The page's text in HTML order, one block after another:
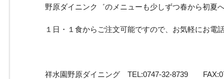
野原ダイニンク゛のメニューも少しずつ春から初夏
１日・１食からご注文可能ですので、お気軽にお電
祥水園野原ダイニング TEL:0747-32-8739